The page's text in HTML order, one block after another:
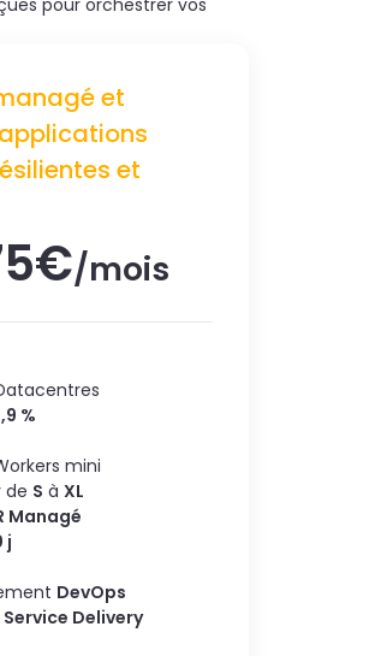
pour orchestrer vos
et
et
/mois
%
mini
de S à XL
Managé
j
DevOps
Service Delivery